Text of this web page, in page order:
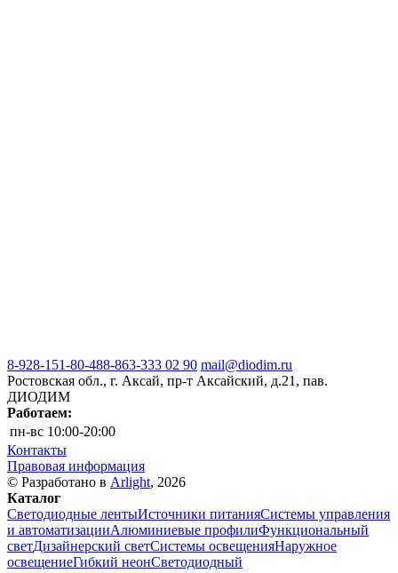
8-928-151-80-488-863-333 02 90 mail@diodim.ru
Ростовская обл., г. Аксай, пр-т Аксайский, д.21, пав.
ДИОДИМ
Работаем:
пн-вс 10:00-20:00
Контакты
Правовая информация
© Разработано в Arlight, 2026
Каталог
Светодиодные лентыИсточники питанияСистемы управления
и автоматизацииАлюминиевые профилиФункциональный
светДизайнерский светСистемы освещенияНаружное
освещениеГибкий неонСветодиодный